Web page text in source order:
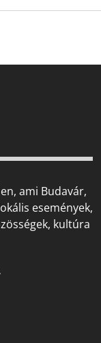
ami Budavár,
események,
kultúra